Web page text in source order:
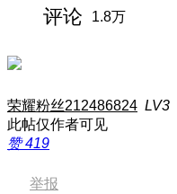
评论 1.8万
荣耀粉丝212486824 LV3
此帖仅作者可见
赞419
举报